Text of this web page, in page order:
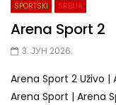
SPORTSKI SRBIJA
Arena Sport 2
3. ЈУН 2026.
Arena Sport 2 Uživo
Arena Sport | Arena